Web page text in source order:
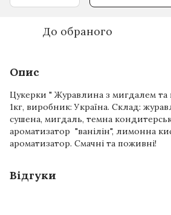
До обраного
Опис
Цукерки " Журавлина з мигдалем та
1кг, виробник: Україна. Склад:
сушена, мигдаль, темна
ароматизатор "ванілін", лимонна
ароматизатор. Смачні та поживні!
Відгуки